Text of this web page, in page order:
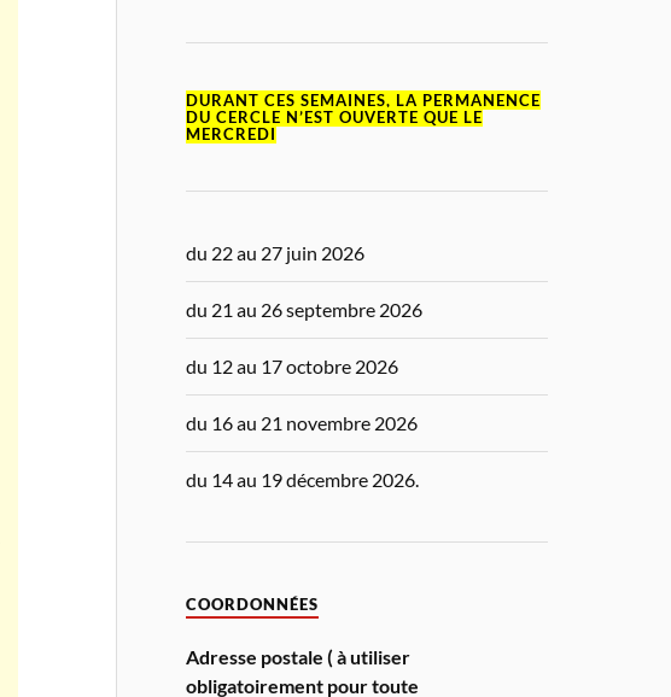
DURANT CES SEMAINES, LA PERMANENCE
DU CERCLE N’EST OUVERTE QUE LE
MERCREDI
du 22 au 27 juin 2026
du 21 au 26 septembre 2026
du 12 au 17 octobre 2026
du 16 au 21 novembre 2026
du 14 au 19 décembre 2026.
COORDONNÉES
Adresse postale ( à utiliser
obligatoirement pour toute